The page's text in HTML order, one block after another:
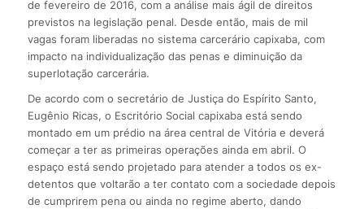
de fevereiro de 2016, com a análise mais ágil de direitos
previstos na legislação penal. Desde então, mais de mil
vagas foram liberadas no sistema carcerário capixaba, com
impacto na individualização das penas e diminuição da
superlotação carcerária.
De acordo com o secretário de Justiça do Espírito Santo,
Eugênio Ricas, o Escritório Social capixaba está sendo
montado em um prédio na área central de Vitória e deverá
começar a ter as primeiras operações ainda em abril. O
espaço está sendo projetado para atender a todos os ex-
detentos que voltarão a ter contato com a sociedade depois
de cumprirem pena ou ainda no regime aberto, dando